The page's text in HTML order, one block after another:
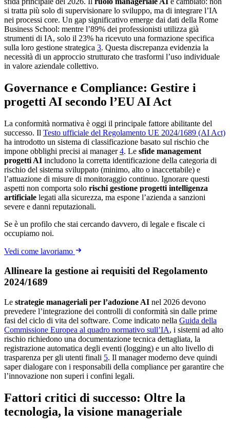
si tratta più solo di supervisionare lo sviluppo, ma di integrare l’IA
nei processi core. Un gap significativo emerge dai dati della Rome
Business School: mentre l’89% dei professionisti utilizza già
strumenti di IA, solo il 23% ha ricevuto una formazione specifica
sulla loro gestione strategica 3. Questa discrepanza evidenzia la
necessità di un approccio strutturato che trasformi l’uso individuale
in valore aziendale collettivo.
Governance e Compliance: Gestire i
progetti AI secondo l’EU AI Act
La conformità normativa è oggi il principale fattore abilitante del
successo. Il Testo ufficiale del Regolamento UE 2024/1689 (AI Act)
ha introdotto un sistema di classificazione basato sul rischio che
impone obblighi precisi ai manager4. Le sfide management
progetti AI includono la corretta identificazione della categoria di
rischio del sistema sviluppato (minimo, alto o inaccettabile) e
l’attuazione di misure di monitoraggio continuo. Ignorare questi
aspetti non comporta solo rischi gestione progetti intelligenza
artificiale legati alla sicurezza, ma espone l’azienda a sanzioni
severe e danni reputazionali.
Se è un profilo che stai cercando davvero, di legale e fiscale ci
occupiamo noi.
Vedi come lavoriamo
Allineare la gestione ai requisiti del Regolamento
2024/1689
Le strategie manageriali per l’adozione AI nel 2026 devono
prevedere l’integrazione dei controlli di conformità sin dalle prime
fasi del ciclo di vita del software. Come indicato nella Guida della
Commissione Europea al quadro normativo sull’IA, i sistemi ad alto
rischio richiedono una documentazione tecnica dettagliata, la
registrazione automatica degli eventi (logging) e un alto livello di
trasparenza per gli utenti finali 5. Il manager moderno deve quindi
saper dialogare con i responsabili della compliance per garantire che
l’innovazione non superi i confini legali.
Fattori critici di successo: Oltre la
tecnologia, la visione manageriale